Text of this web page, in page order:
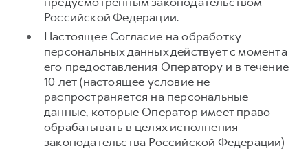
Российской Федерации.
Настоящее Согласие на обработку
персональных данных действует с момента
его предоставления Оператору и в течение
10 лет (настоящее условие не
распространяется на персональные
данные, которые Оператор имеет право
обрабатывать в целях исполнения
законодательства Российской Федерации)